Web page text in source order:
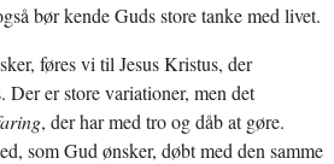
bør kende Guds store tanke med livet.
føres vi til Jesus Kristus, der
Der er store variationer, men det
, der har med tro og dåb at gøre.
som Gud ønsker, døbt med den samme